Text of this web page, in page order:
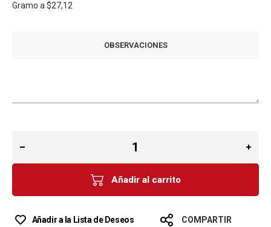
Gramo a $27,12
OBSERVACIONES
Añadir al carrito
Añadir a la Lista de Deseos COMPARTIR